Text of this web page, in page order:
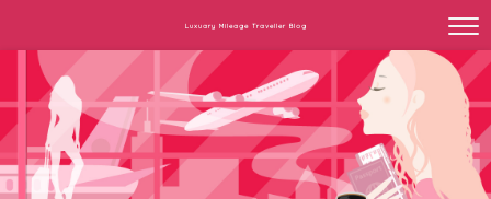
Luxuary Mileage Traveller Blog